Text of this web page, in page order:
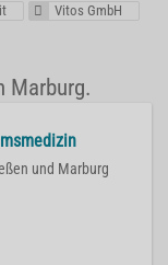
Vitos GmbH
Marburg.
und Marburg